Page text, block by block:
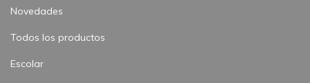
Novedades
Todos los productos
Escolar